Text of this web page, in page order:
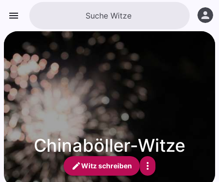
Chinaböller-Witze
Witz schreiben